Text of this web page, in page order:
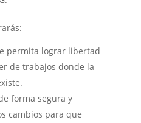
permita lograr libertad
de trabajos donde la
forma segura y
cambios para que